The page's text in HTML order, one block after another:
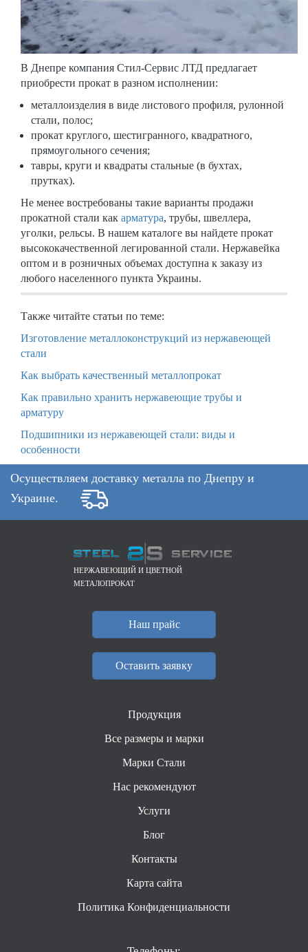
В Днепре компания Стил-Сервис ЛТД предлагает
приобрести прокат в разном исполнении:
металлоизделия в виде листового профиля, рулонной
стали, полос;
прокат круглого, шестигранного, квадратного,
прямоугольного сечения;
тавры, круги и квадраты стальные (в бухтах,
прутках).
Не менее востребованы такие варианты продажи
прокатной стали как арматура, трубы, швеллера,
уголки, рельсы. В нашем каталоге вы найдете прокат
высококачественной легированной стали. Нержавейка
оптом и в розничных объемах доступна к заказу из
любого населенного пункта Украины.
Также читайте статьи по теме:
Изготовление металлоконструкций из нержавеющей
стали
Как выбрать качественный металлопрокат
Как правильно хранить нержавеющие трубы и
арматуру
Подшипники из нержавеющей стали: виды и
особенности
Осуществляем доставку металла по Днепру и
Украине.
НЕРЖАВЕЮЩИЙ И ЦВЕТНОЙ
МЕТАЛОПРОКАТ
Наш прайс
Оставить заявку
Продукция
Все размеры и марки
Марки Стали
Нас рекомендуют
Услуги
Блог
Контакты
Карта сайта
Политика Конфиденциальности